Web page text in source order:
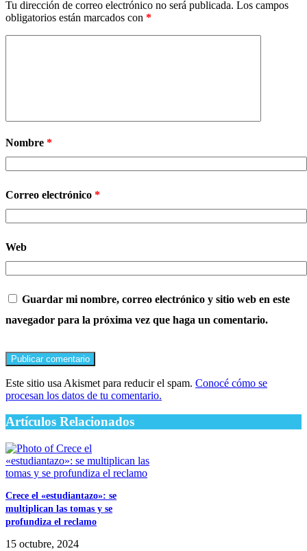
Tu dirección de correo electrónico no será publicada. Los campos
obligatorios están marcados con *
Nombre *
Correo electrónico *
Web
Guardar mi nombre, correo electrónico y sitio web en este
navegador para la próxima vez que haga un comentario.
Este sitio usa Akismet para reducir el spam. Conocé cómo se
procesan los datos de tu comentario.
Artículos Relacionados
Crece el «estudiantazo»: se
multiplican las tomas y se
profundiza el reclamo
15 octubre, 2024